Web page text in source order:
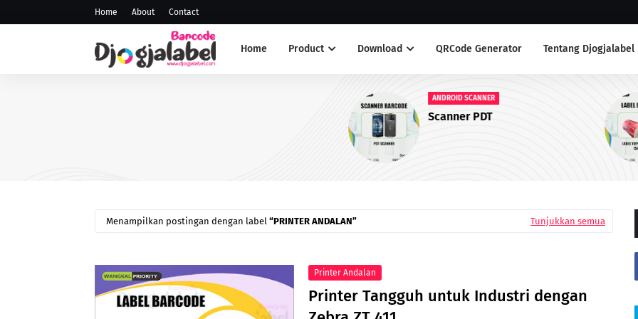
Home About Contact
Home Product Download QRCode Generator Tentang Djogjalabel
LABEL ANTI AIR
Label Yupo Warna Merah
Menampilkan postingan dengan label PRINTER ANDALAN Tunjukkan semua
Printer Andalan
Printer Tangguh untuk Industri dengan